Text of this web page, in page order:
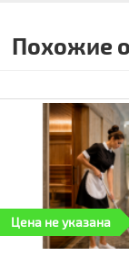
Похожие
Цена не указана